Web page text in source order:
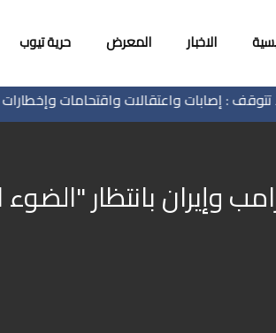
الاخبار المعرض حرية تيوب
: إصابات واعتقالات واقتحامات وإخطارات
وإيران بانتظار